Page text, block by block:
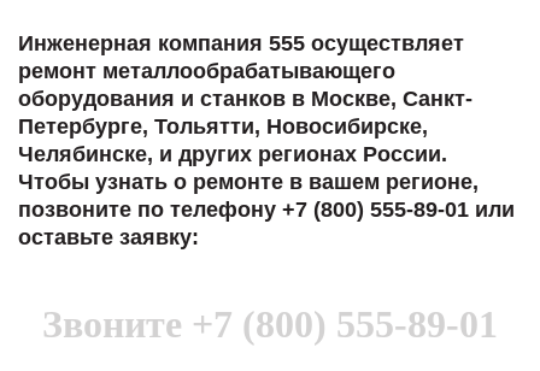
персонала Вашей компании,
готовность помочь в самых сложных
ситуациях.
Мы высоко ценим сложившиеся
между нашими компаниями открытые
и доверительные партнерские
отношения и искренне желаем
«Инженерной компании «555» долгих
Инженерная компания 555 осуществляет
ремонт металлообрабатывающего
оборудования и станков в Москве, Санкт-
Петербурге, Тольятти, Новосибирске,
Челябинске, и других регионах России.
Чтобы узнать о ремонте в вашем регионе,
позвоните по телефону +7 (800) 555-89-01 или
оставьте заявку:
Звоните +7 (800) 555-89-01